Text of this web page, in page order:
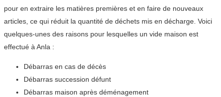
pour en extraire les matières premières et en faire de nouveaux
articles, ce qui réduit la quantité de déchets mis en décharge. Voici
quelques-unes des raisons pour lesquelles un vide maison est
effectué à Anla :
Débarras en cas de décès
Débarras succession défunt
Débarras maison après déménagement